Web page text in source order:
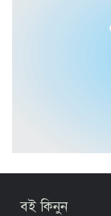
বই কিনুন